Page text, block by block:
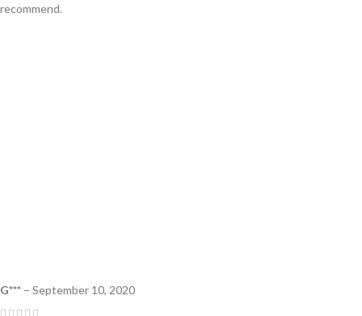
recommend.
G*** – September 10, 2020